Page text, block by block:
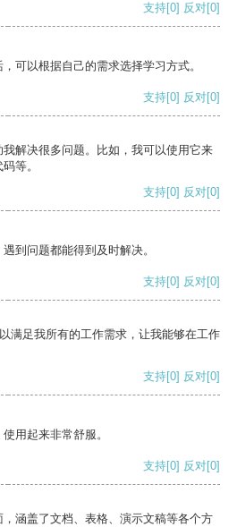
支持[0] 反对[0]
可以根据自己的需求选择学习方式。
支持[0] 反对[0]
解决很多问题。比如，我可以使用它来
等。
支持[0] 反对[0]
到问题都能得到及时解决。
支持[0] 反对[0]
满足我所有的工作需求，让我能够在工作
支持[0] 反对[0]
用起来非常舒服。
支持[0] 反对[0]
涵盖了文档、表格、演示文稿等各个方